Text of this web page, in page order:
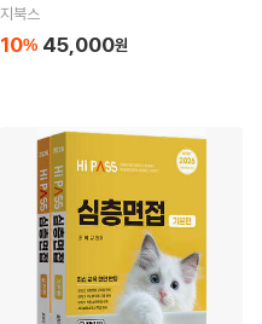
지북스
10% 45,000원